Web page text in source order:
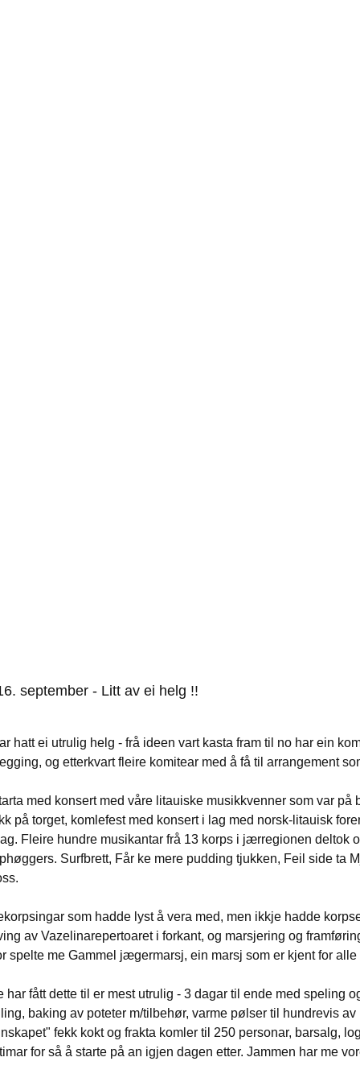
september - Litt av ei helg !!
hatt ei utrulig helg - frå ideen vart kasta fram til no har ein
og etterkvart fleire komitear med å få til arrangement
med konsert med våre litauiske musikkvenner som var
på torget, komlefest med konsert i lag med norsk-litauisk
Fleire hundre musikantar frå 13 korps i jærregionen deltok
Surfbrett, Får ke mere pudding tjukken, Feil side ta
som hadde lyst å vera med, men ikkje hadde
av Vazelinarepertoaret i forkant, og marsjering og
spelte me Gammel jægermarsj, ein marsj som er kjent for alle
har fått dette til er mest utrulig - 3 dagar til ende med speling
baking av poteter m/tilbehør, varme pølser til hundrevis
fekk kokt og frakta komler til 250 personar, barsalg,
for så å starte på an igjen dagen etter. Jammen har me